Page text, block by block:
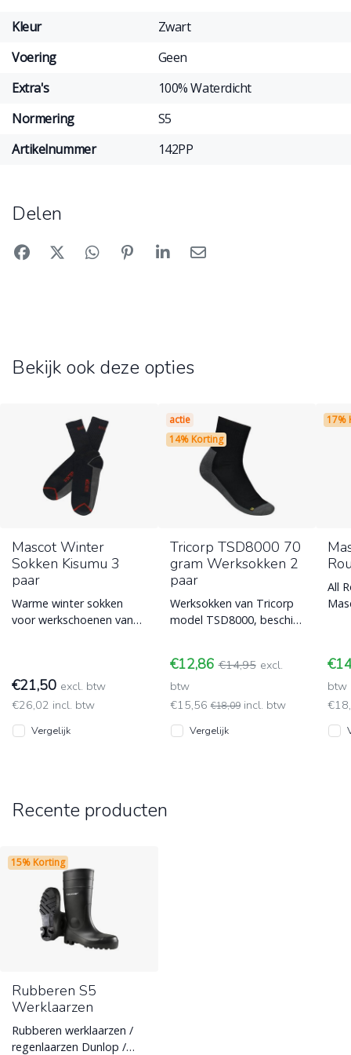
Kleur
Zwart
Voering
Geen
Extra's
100% Waterdicht
Normering
S5
Artikelnummer
142PP
Delen
Bekijk ook deze opties
Mascot Winter
Sokken Kisumu 3
paar
Warme winter sokken
voor werkschoenen van
€21,50 excl. btw
€26,02 incl. btw
Vergelijk
actie
14% Korting
Tricorp TSD8000 70
gram Werksokken 2
paar
Werksokken van Tricorp
model TSD8000, beschikt
bacteriël
€12,86€14,95 excl.
btw
€15,56€18,09incl. btw
Vergelijk
17%
All
btw
Recente producten
15% Korting
Rubberen S5
Werklaarzen
Rubberen werklaarzen /
regenlaarzen Dunlop /